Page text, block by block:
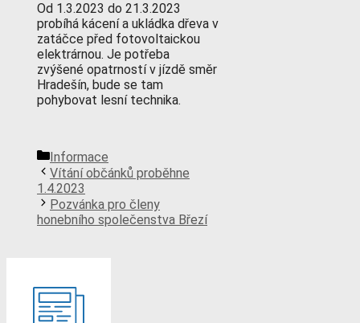
Od 1.3.2023 do 21.3.2023
probíhá kácení a ukládka dřeva v
zatáčce před fotovoltaickou
elektrárnou. Je potřeba
zvýšené opatrností v jízdě směr
Hradešín, bude se tam
pohybovat lesní technika.
Rubriky
Informace
Vítání občánků proběhne
1.4.2023
Pozvánka pro členy
honebního společenstva Březí